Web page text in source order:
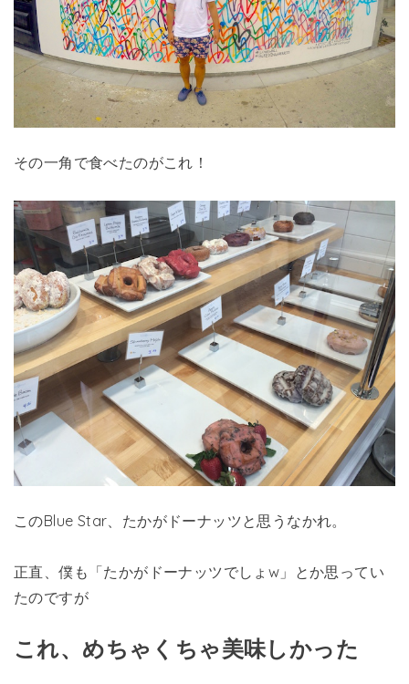
その一角で食べたのがこれ！
このBlue Star、たかがドーナッツと思うなかれ。
正直、僕も「たかがドーナッツでしょw」とか思ってい
たのですが
これ、めちゃくちゃ美味しかった